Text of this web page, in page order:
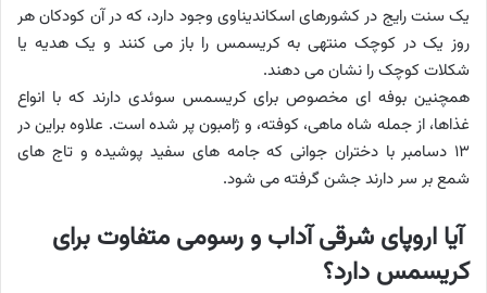
یک سنت رایج در کشورهای اسکاندیناوی وجود دارد، که در آن کودکان هر
روز یک در کوچک منتهی به کریسمس را باز می کنند و یک هدیه یا
شکلات کوچک را نشان می دهند.
همچنین بوفه ای مخصوص برای کریسمس سوئدی دارند که با انواع
غذاها، از جمله شاه ماهی، کوفته، و ژامبون پر شده است. علاوه براین در
۱۳ دسامبر با دختران جوانی که جامه های سفید پوشیده و تاج های
شمع بر سر دارند جشن گرفته می شود.
آیا اروپای شرقی آداب و رسومی متفاوت برای
کریسمس دارد؟